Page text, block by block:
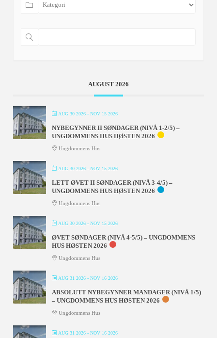
AUGUST 2026
AUG 30 2026- NOV 15 2026
NYBEGYNNER II SØNDAGER (NIVÅ 1-2/5) –
UNGDOMMENS HUS HØSTEN 2026
Ungdommens Hus
AUG 30 2026- NOV 15 2026
LETT ØVET II SØNDAGER (NIVÅ 3-4/5) –
UNGDOMMENS HUS HØSTEN 2026
Ungdommens Hus
AUG 30 2026- NOV 15 2026
ØVET SØNDAGER (NIVÅ 4-5/5) – UNGDOMMENS
HUS HØSTEN 2026
Ungdommens Hus
AUG 31 2026- NOV 16 2026
ABSOLUTT NYBEGYNNER MANDAGER (NIVÅ 1/5)
– UNGDOMMENS HUS HØSTEN 2026
Ungdommens Hus
AUG 31 2026- NOV 16 2026